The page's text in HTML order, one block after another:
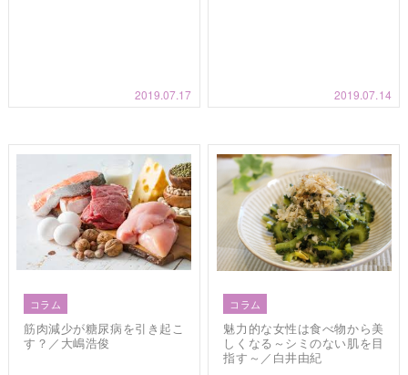
2019.07.17 2019.07.14
コラム
筋肉減少が糖尿病を引き起こ
す？／大嶋浩俊
コラム
魅力的な女性は食べ物から美
しくなる～シミのない肌を目
指す～／白井由紀